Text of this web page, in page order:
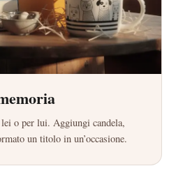
o per lui. Aggiungi candela,
un titolo in un’occasione.